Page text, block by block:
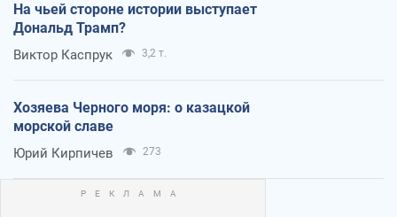
На чьей стороне истории выступает
Дональд Трамп?
Виктор Каспрук 3,2 т.
Хозяева Черного моря: о казацкой
морской славе
Юрий Кирпичев 273